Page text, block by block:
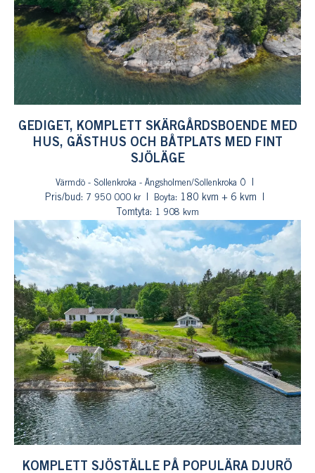
GEDIGET, KOMPLETT SKÄRGÅRDSBOENDE MED
HUS, GÄSTHUS OCH BÅTPLATS MED FINT
SJÖLÄGE
Värmdö - Sollenkroka - Ängsholmen/Sollenkroka Ö
Pris/bud: 7 950 000 kr Boyta: 180 kvm + 6 kvm
Tomtyta:
1 908 kvm
KOMPLETT SJÖSTÄLLE PÅ POPULÄRA DJURÖ